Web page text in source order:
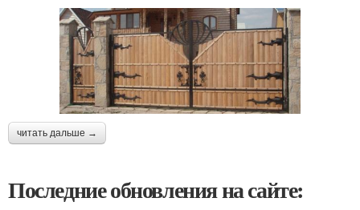
читать дальше →
Последние обновления на сайте: